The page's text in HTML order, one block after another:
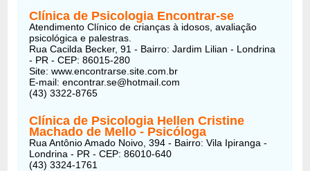
Clínica de Psicologia Encontrar-se
Atendimento Clínico de crianças à idosos, avaliação
psicológica e palestras.
Rua Cacilda Becker, 91 - Bairro: Jardim Lilian - Londrina
- PR - CEP: 86015-280
Site: www.encontrarse.site.com.br
E-mail: encontrar.se@hotmail.com
(43) 3322-8765
Clínica de Psicologia Hellen Cristine
Machado de Mello- Psicóloga
Rua Antônio Amado Noivo, 394 - Bairro: Vila Ipiranga -
Londrina - PR - CEP: 86010-640
(43) 3324-1761